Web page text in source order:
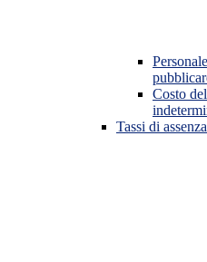
Costo
Tassi di assenza